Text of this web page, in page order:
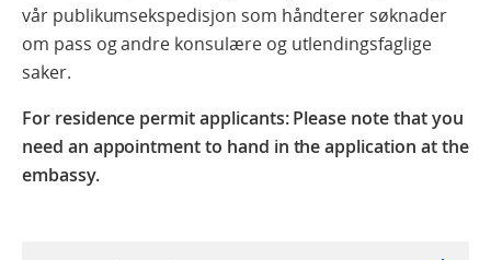
vår publikumsekspedisjon som håndterer søknader
om pass og andre konsulære og utlendingsfaglige
saker.
For residence permit applicants: Please note that you
need an appointment to hand in the application at the
embassy.